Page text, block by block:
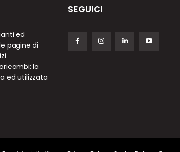
ed
pagine di
la
ed utilizzata
SEGUICI